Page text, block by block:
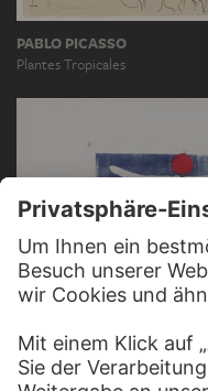
PABLO PICASSO
Plantes Tropicales